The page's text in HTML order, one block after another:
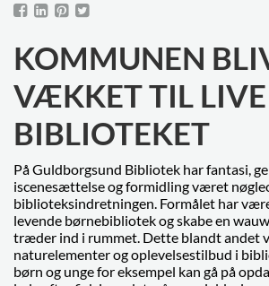
KOMMUNEN
VÆKKET TIL
BIBLIOTEKET
På Guldborgsund Bibliotek har fantasi,
iscenesættelse og formidling været
biblioteksindretningen. Formålet har
levende børnebibliotek og skabe en
træder ind i rummet. Dette blandt andet
naturelementer og oplevelsestilbud i
børn og unge for eksempel kan gå på